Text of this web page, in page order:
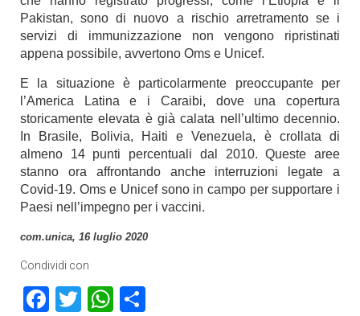
Pakistan, sono di nuovo a rischio arretramento se i
servizi di immunizzazione non vengono ripristinati
appena possibile, avvertono Oms e Unicef.
E la situazione è particolarmente preoccupante per
l’America Latina e i Caraibi, dove una copertura
storicamente elevata è già calata nell’ultimo decennio.
In Brasile, Bolivia, Haiti e Venezuela, è crollata di
almeno 14 punti percentuali dal 2010. Queste aree
stanno ora affrontando anche interruzioni legate a
Covid-19. Oms e Unicef sono in campo per supportare i
Paesi nell’impegno per i vaccini.
com.unica, 16 luglio 2020
Condividi con
Facebook
TwitterWhatsApp